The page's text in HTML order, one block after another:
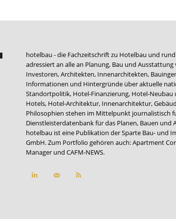
hotelbau - die Fachzeitschrift zu Hotelbau und
adressiert an alle an Planung, Bau und
Investoren, Architekten, Innenarchitekten,
Informationen und Hintergründe über aktuelle
Standortpolitik, Hotel-Finanzierung, Hotel-
Hotels, Hotel-Architektur, Innenarchitektur,
Philosophien stehen im Mittelpunkt journalistisch
Dienstleisterdatenbank für das Planen, Bauen und
hotelbau ist eine Publikation der Sparte Bau- und
GmbH. Zum Portfolio gehören auch:Apartment
Manager und CAFM-NEWS.